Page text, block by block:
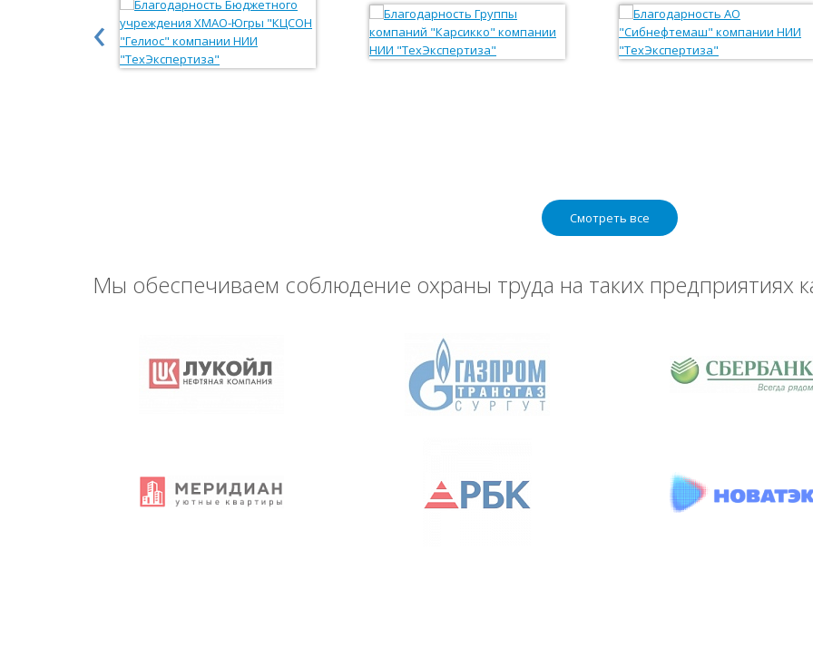
‹
Смотреть все
Мы обеспечиваем соблюдение охраны труда на таких предприятиях